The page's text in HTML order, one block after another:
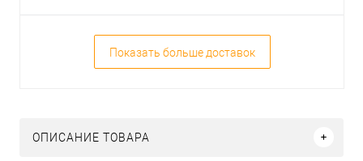
Показать больше доставок
ОПИСАНИЕ ТОВАРА